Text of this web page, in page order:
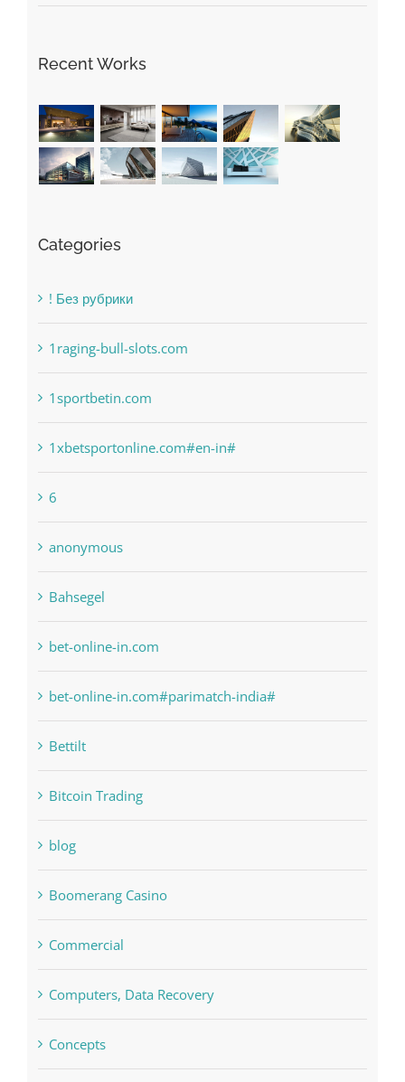
Recent Works
Categories
! Без рубрики
1raging-bull-slots.com
1sportbetin.com
1xbetsportonline.com#en-in#
6
anonymous
Bahsegel
bet-online-in.com
bet-online-in.com#parimatch-india#
Bettilt
Bitcoin Trading
blog
Boomerang Casino
Commercial
Computers, Data Recovery
Concepts